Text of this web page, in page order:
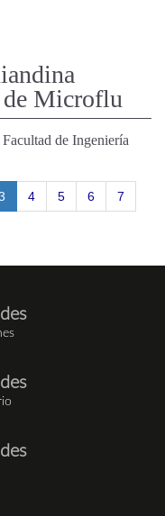
Microflu
de Ingeniería
4 5 6 7